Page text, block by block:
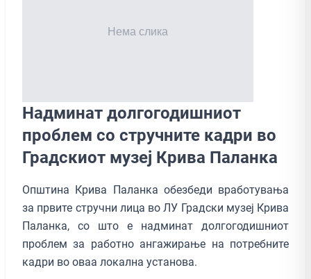
Надминат долгогодишниот
проблем со стручните кадри во
Градскиот музеј Крива Паланка
Општина Крива Паланка обезбеди вработувања
за првите стручни лица во ЛУ Градски музеј Крива
Паланка, со што е надминат долгогодишниот
проблем за работно ангажирање на потребните
кадри во оваа локална установа.